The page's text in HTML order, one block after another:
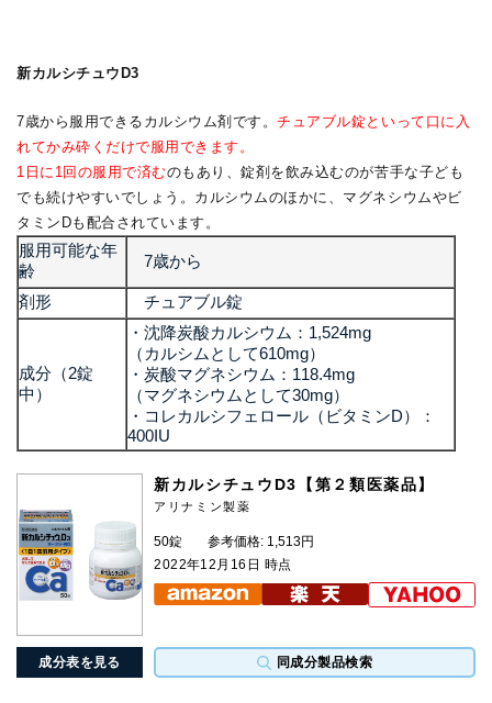
新カルシチュウD3
7歳から服用できるカルシウム剤です。チュアブル錠といって口に入
れてかみ砕くだけで服用できます。
1日に1回の服用で済むのもあり、錠剤を飲み込むのが苦手な子ども
でも続けやすいでしょう。カルシウムのほかに、マグネシウムやビ
タミンDも配合されています。
服用可能な年
齢
7歳から
剤形 チュアブル錠
成分（2錠
中）
・沈降炭酸カルシウム：1,524mg
（カルシムとして610mg）
・炭酸マグネシウム：118.4mg
（マグネシウムとして30mg）
・コレカルシフェロール（ビタミンD）：
400IU
成分表を見る 同成分製品検索
新カルシチュウD3【第２類医薬品】
アリナミン製薬
50錠
参考価格: 1,513円
2022年12月16日 時点